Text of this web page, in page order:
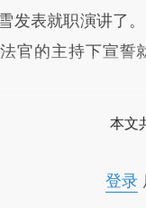
发表就职演讲了
官的主持下宣誓
本文
登录